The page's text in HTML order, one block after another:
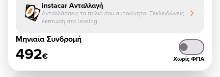
instacar Ανταλλαγή
Ανταλλάσσεις το παλιό σου αυτοκίνητο. Ξεκλειδώνεις
έκπτωση στο leasing
Μηνιαία Συνδρομή
492€ Χωρίς ΦΠΑ